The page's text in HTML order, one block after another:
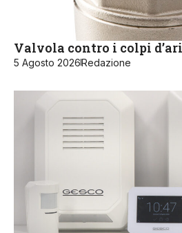
Valvola contro i colpi
5 Agosto 2026Redazione